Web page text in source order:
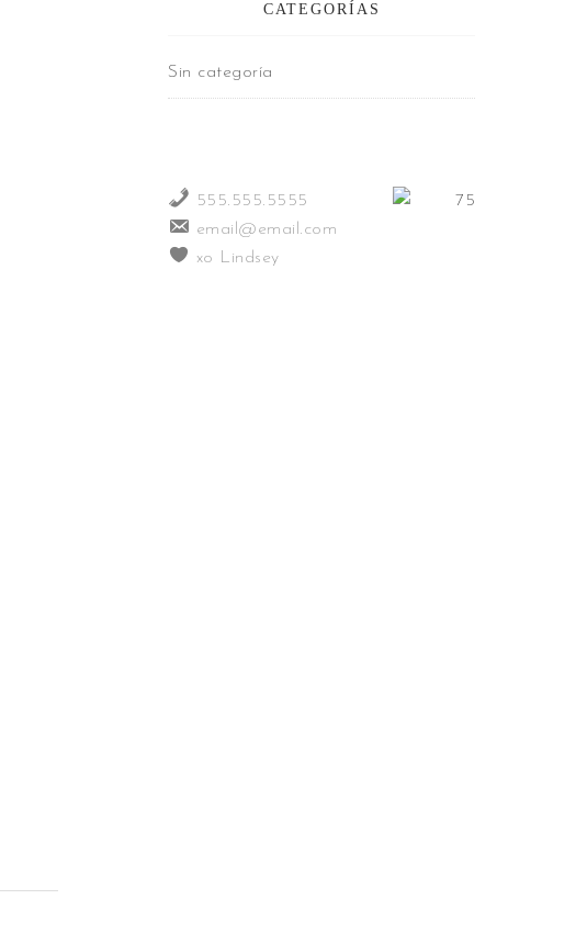
CATEGORÍAS
Sin categoría
555.555.5555
email@email.com
xo Lindsey